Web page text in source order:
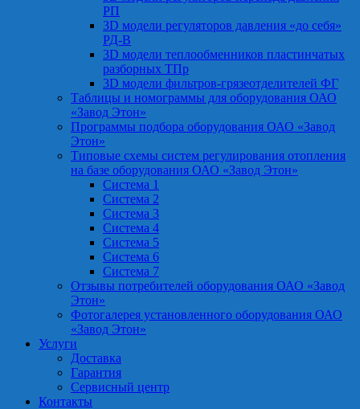
РП
3D модели регуляторов давления «до себя»
РД-В
3D модели теплообменников пластинчатых
разборных ТПр
3D модели фильтров-грязеотделителей ФГ
Таблицы и номограммы для оборудования ОАО
«Завод Этон»
Программы подбора оборудования ОАО «Завод
Этон»
Типовые схемы систем регулирования отопления
на базе оборудования ОАО «Завод Этон»
Система 1
Система 2
Система 3
Система 4
Система 5
Система 6
Система 7
Отзывы потребителей оборудования ОАО «Завод
Этон»
Фотогалерея установленного оборудования ОАО
«Завод Этон»
Услуги
Доставка
Гарантия
Сервисный центр
Контакты